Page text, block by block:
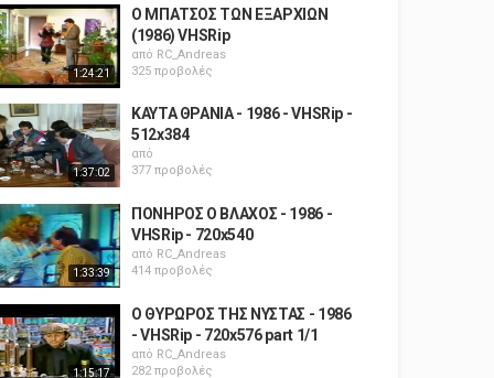
1:24:21
Ο ΜΠΑΤΣΟΣ ΤΩΝ ΕΞΑΡΧΙΩΝ
(1986) VHSRip
από RC_Andreas
325 προβολές
1:37:02
ΚΑΥΤΑ ΘΡΑΝΙΑ - 1986 - VHSRip -
512x384
από
377 προβολές
1:33:39
ΠΟΝΗΡΟΣ Ο ΒΛΑΧΟΣ - 1986 -
VHSRip - 720x540
από RC_Andreas
414 προβολές
1:15:17
Ο ΘΥΡΩΡΟΣ ΤΗΣ ΝΥΣΤΑΣ - 1986
- VHSRip - 720x576 part 1/1
από RC_Andreas
282 προβολές